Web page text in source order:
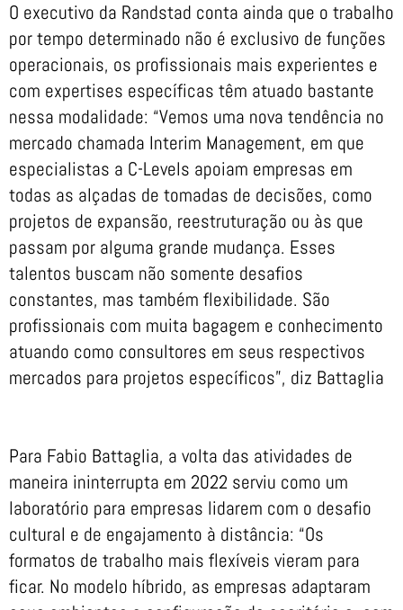
O executivo da Randstad conta ainda que o trabalho
por tempo determinado não é exclusivo de funções
operacionais, os profissionais mais experientes e
com expertises específicas têm atuado bastante
nessa modalidade: “Vemos uma nova tendência no
mercado chamada Interim Management, em que
especialistas a C-Levels apoiam empresas em
todas as alçadas de tomadas de decisões, como
projetos de expansão, reestruturação ou às que
passam por alguma grande mudança. Esses
talentos buscam não somente desafios
constantes, mas também flexibilidade. São
profissionais com muita bagagem e conhecimento
atuando como consultores em seus respectivos
mercados para projetos específicos”, diz Battaglia
Para Fabio Battaglia, a volta das atividades de
maneira ininterrupta em 2022 serviu como um
laboratório para empresas lidarem com o desafio
cultural e de engajamento à distância: “Os
formatos de trabalho mais flexíveis vieram para
ficar. No modelo híbrido, as empresas adaptaram